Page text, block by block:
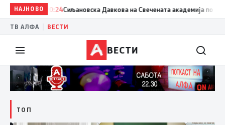
НАЈНОВО
20:24 Сиљановска Давкова на Свечената академија по повод
ТВ АЛФА ВЕСТИ
ВЕСТИ
ТОП